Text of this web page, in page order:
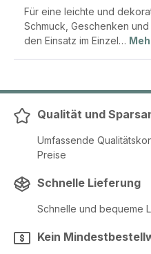
Für eine leichte und
Schmuck, Geschenken
den Einsatz im Einzel…
Qualität und
Umfassende
Preise
Schnelle Lieferung
Schnelle und bequeme
Kein